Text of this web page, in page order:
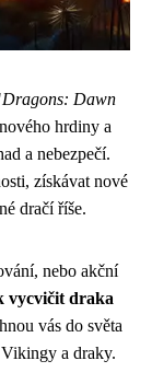
Dragons: Dawn
hrdiny a
a nebezpečí.
získávat nové
dračí říše.
nebo akční
vycvičit draka
vás do světa
a draky.